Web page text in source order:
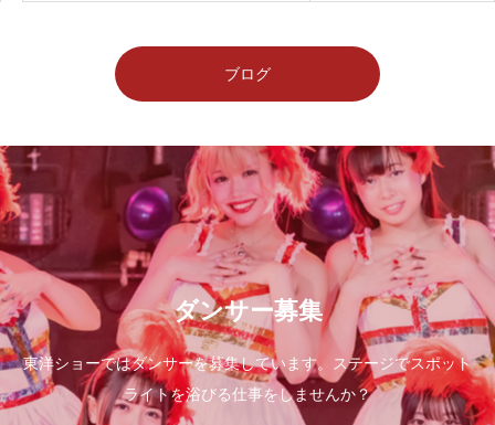
美しさをライブで体感しよう
ブログ
ダンサー募集
東洋ショーではダンサーを募集しています。ステージでスポット
ライトを浴びる仕事をしませんか？